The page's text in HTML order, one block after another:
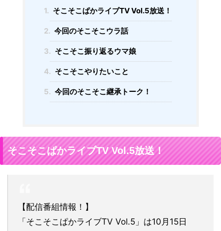
1. そこそこぱかライブTV Vol.5放送！
2. 今回のそこそこウラ話
3. そこそこ振り返るウマ娘
4. そこそこやりたいこと
5. 今回のそこそこ継承トーク！
そこそこぱかライブTV Vol.5放送！
【配信番組情報！】
「そこそこぱかライブTV Vol.5」は10月15日